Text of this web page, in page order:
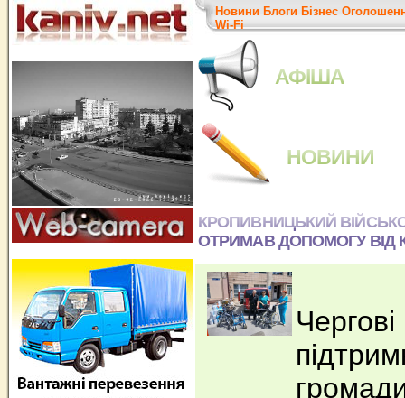
Новини Блоги Бізнес
Wi-Fi
АФІША
НОВИНИ
КРОПИВНИЦЬКИЙ
ОТРИМАВ ДОПОМОГУ ВІД